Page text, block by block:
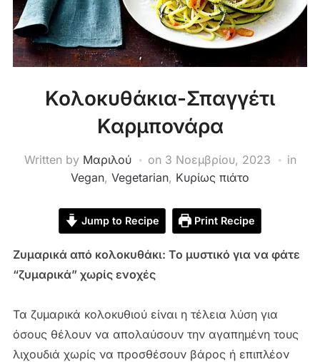
Κολοκυθάκια-Σπαγγέτι
Καρμπονάρα
Written by Μαριλού on 3 Νοεμβρίου, 2023
in
Vegan, Vegetarian, Κυρίως πιάτο
Jump to Recipe Print Recipe
Ζυμαρικά από κολοκυθάκι: Το μυστικό για να φάτε
“ζυμαρικά” χωρίς ενοχές
Τα ζυμαρικά κολοκυθιού είναι η τέλεια λύση για
όσους θέλουν να απολαύσουν την αγαπημένη τους
λιχουδιά χωρίς να προσθέσουν βάρος ή επιπλέον